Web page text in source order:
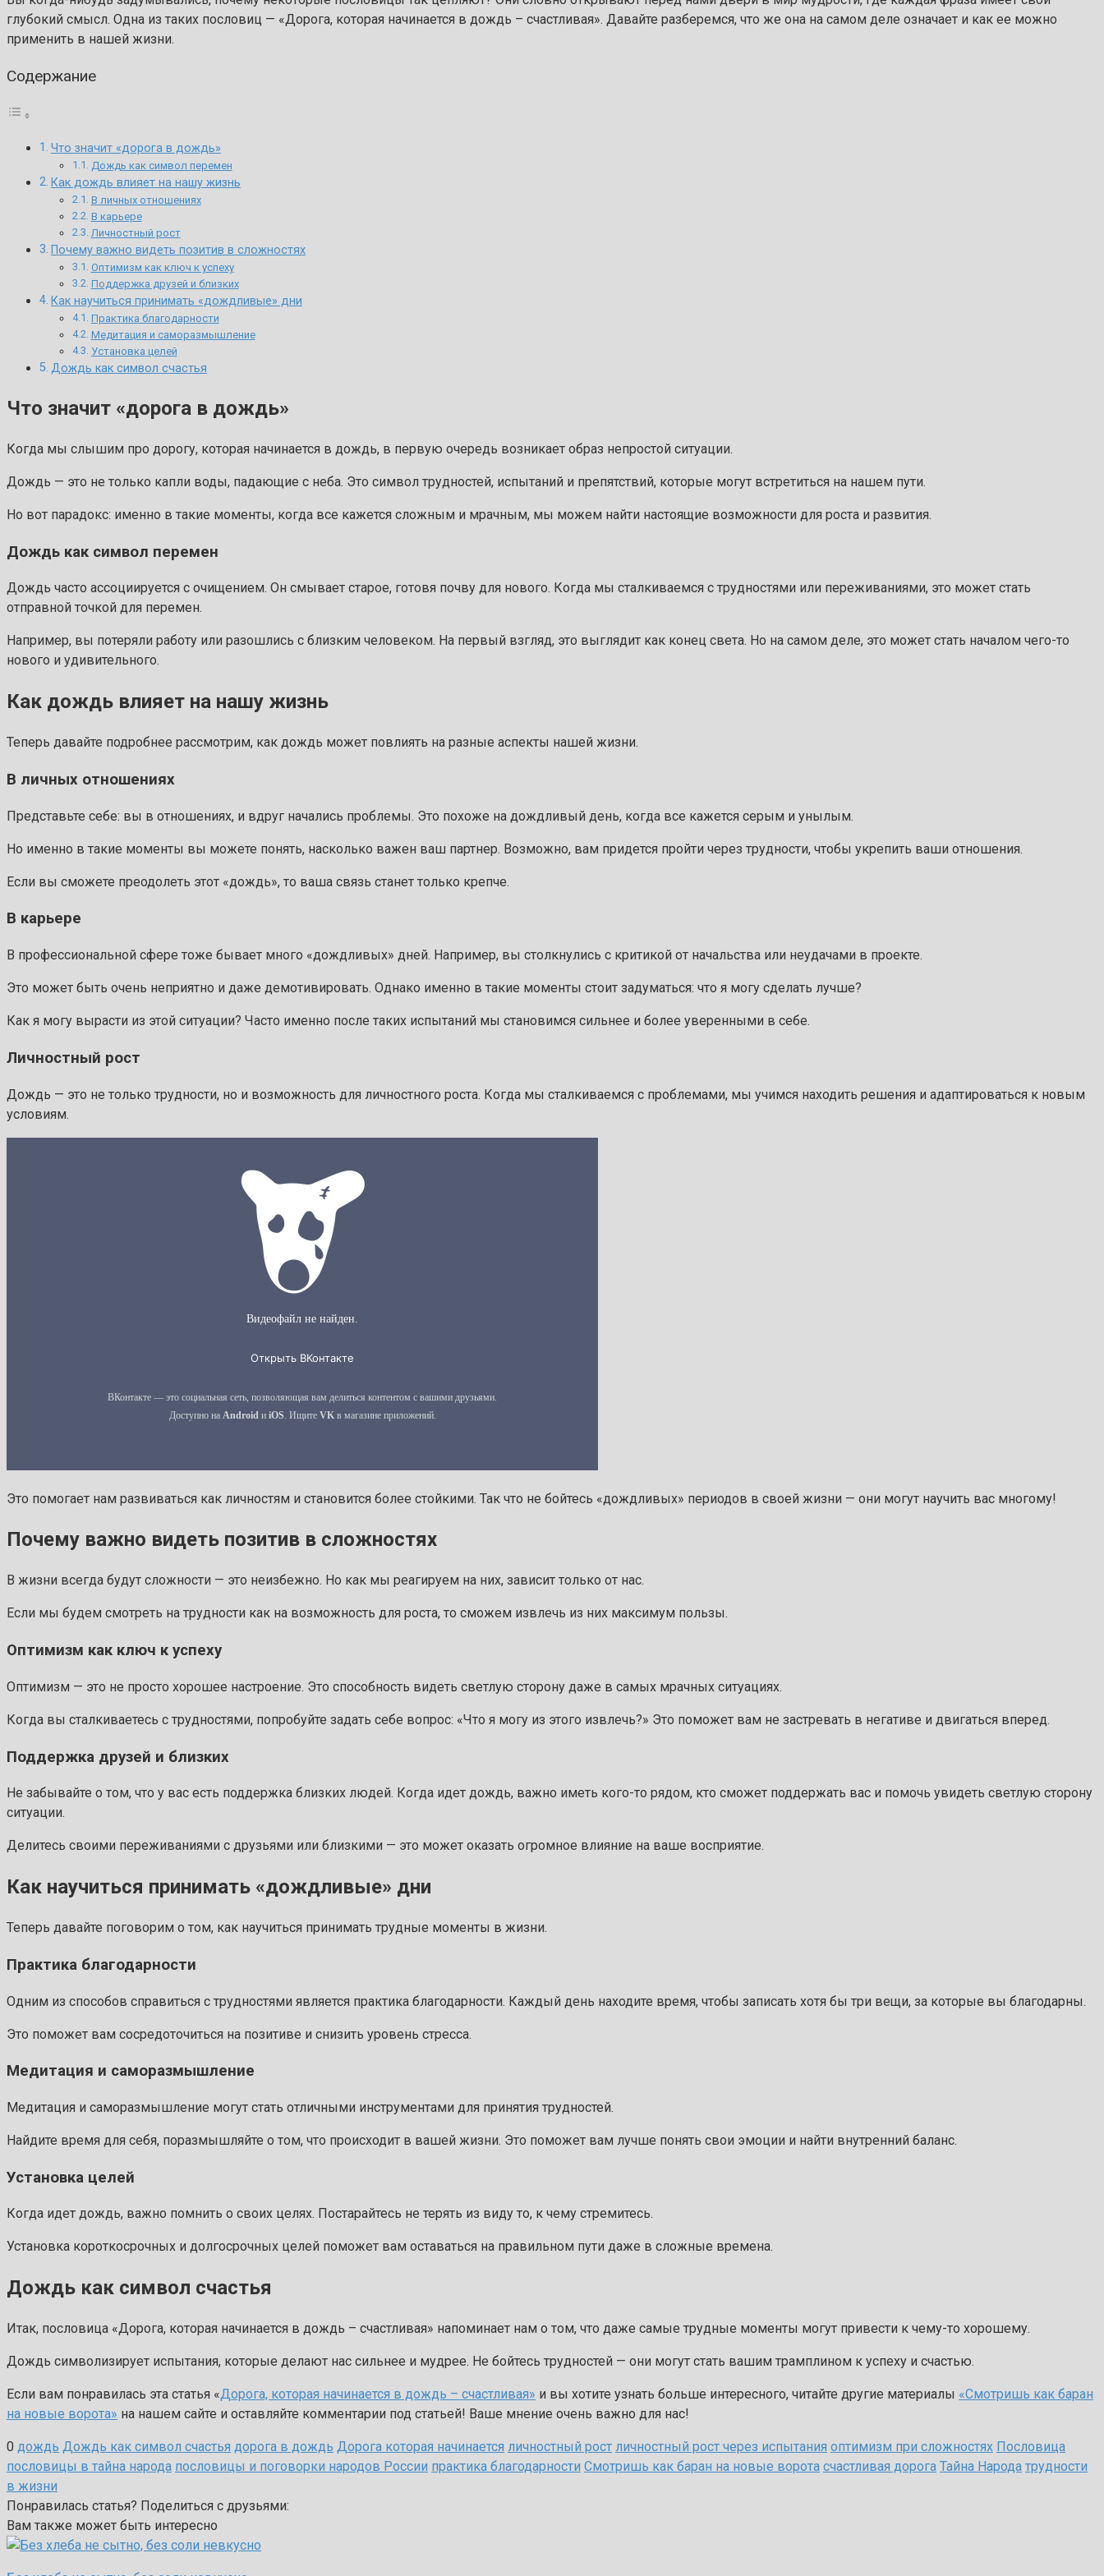
глубокий смысл. Одна из таких пословиц — «Дорога, которая начинается в дождь – счастливая». Давайте разберемся, что же она на самом деле означает и как ее можно
применить в нашей жизни.
Содержание
Что значит «дорога в дождь»
Дождь как символ перемен
Как дождь влияет на нашу жизнь
В личных отношениях
В карьере
Личностный рост
Почему важно видеть позитив в сложностях
Оптимизм как ключ к успеху
Поддержка друзей и близких
Как научиться принимать «дождливые» дни
Практика благодарности
Медитация и саморазмышление
Установка целей
Дождь как символ счастья
Что значит «дорога в дождь»
Когда мы слышим про дорогу, которая начинается в дождь, в первую очередь возникает образ непростой ситуации.
Дождь — это не только капли воды, падающие с неба. Это символ трудностей, испытаний и препятствий, которые могут встретиться на нашем пути.
Но вот парадокс: именно в такие моменты, когда все кажется сложным и мрачным, мы можем найти настоящие возможности для роста и развития.
Дождь как символ перемен
Дождь часто ассоциируется с очищением. Он смывает старое, готовя почву для нового. Когда мы сталкиваемся с трудностями или переживаниями, это может стать
отправной точкой для перемен.
Например, вы потеряли работу или разошлись с близким человеком. На первый взгляд, это выглядит как конец света. Но на самом деле, это может стать началом чего-то
нового и удивительного.
Как дождь влияет на нашу жизнь
Теперь давайте подробнее рассмотрим, как дождь может повлиять на разные аспекты нашей жизни.
В личных отношениях
Представьте себе: вы в отношениях, и вдруг начались проблемы. Это похоже на дождливый день, когда все кажется серым и унылым.
Но именно в такие моменты вы можете понять, насколько важен ваш партнер. Возможно, вам придется пройти через трудности, чтобы укрепить ваши отношения.
Если вы сможете преодолеть этот «дождь», то ваша связь станет только крепче.
В карьере
В профессиональной сфере тоже бывает много «дождливых» дней. Например, вы столкнулись с критикой от начальства или неудачами в проекте.
Это может быть очень неприятно и даже демотивировать. Однако именно в такие моменты стоит задуматься: что я могу сделать лучше?
Как я могу вырасти из этой ситуации? Часто именно после таких испытаний мы становимся сильнее и более уверенными в себе.
Личностный рост
Дождь — это не только трудности, но и возможность для личностного роста. Когда мы сталкиваемся с проблемами, мы учимся находить решения и адаптироваться к новым
условиям.
Это помогает нам развиваться как личностям и становится более стойкими. Так что не бойтесь «дождливых» периодов в своей жизни — они могут научить вас многому!
Почему важно видеть позитив в сложностях
В жизни всегда будут сложности — это неизбежно. Но как мы реагируем на них, зависит только от нас.
Если мы будем смотреть на трудности как на возможность для роста, то сможем извлечь из них максимум пользы.
Оптимизм как ключ к успеху
Оптимизм — это не просто хорошее настроение. Это способность видеть светлую сторону даже в самых мрачных ситуациях.
Когда вы сталкиваетесь с трудностями, попробуйте задать себе вопрос: «Что я могу из этого извлечь?» Это поможет вам не застревать в негативе и двигаться вперед.
Поддержка друзей и близких
Не забывайте о том, что у вас есть поддержка близких людей. Когда идет дождь, важно иметь кого-то рядом, кто сможет поддержать вас и помочь увидеть светлую сторону
ситуации.
Делитесь своими переживаниями с друзьями или близкими — это может оказать огромное влияние на ваше восприятие.
Как научиться принимать «дождливые» дни
Теперь давайте поговорим о том, как научиться принимать трудные моменты в жизни.
Практика благодарности
Одним из способов справиться с трудностями является практика благодарности. Каждый день находите время, чтобы записать хотя бы три вещи, за которые вы благодарны.
Это поможет вам сосредоточиться на позитиве и снизить уровень стресса.
Медитация и саморазмышление
Медитация и саморазмышление могут стать отличными инструментами для принятия трудностей.
Найдите время для себя, поразмышляйте о том, что происходит в вашей жизни. Это поможет вам лучше понять свои эмоции и найти внутренний баланс.
Установка целей
Когда идет дождь, важно помнить о своих целях. Постарайтесь не терять из виду то, к чему стремитесь.
Установка короткосрочных и долгосрочных целей поможет вам оставаться на правильном пути даже в сложные времена.
Дождь как символ счастья
Итак, пословица «Дорога, которая начинается в дождь – счастливая» напоминает нам о том, что даже самые трудные моменты могут привести к чему-то хорошему.
Дождь символизирует испытания, которые делают нас сильнее и мудрее. Не бойтесь трудностей — они могут стать вашим трамплином к успеху и счастью.
Если вам понравилась эта статья «Дорога, которая начинается в дождь – счастливая» и вы хотите узнать больше интересного, читайте другие материалы «Смотришь как баран
на новые ворота» на нашем сайте и оставляйте комментарии под статьей! Ваше мнение очень важно для нас!
0 дождь Дождь как символ счастья дорога в дождь Дорога которая начинается личностный рост личностный рост через испытания оптимизм при сложностях Пословица
пословицы в тайна народа пословицы и поговорки народов России практика благодарности Смотришь как баран на новые ворота счастливая дорога Тайна Народа трудности
в жизни
Понравилась статья? Поделиться с друзьями:
Вам также может быть интересно